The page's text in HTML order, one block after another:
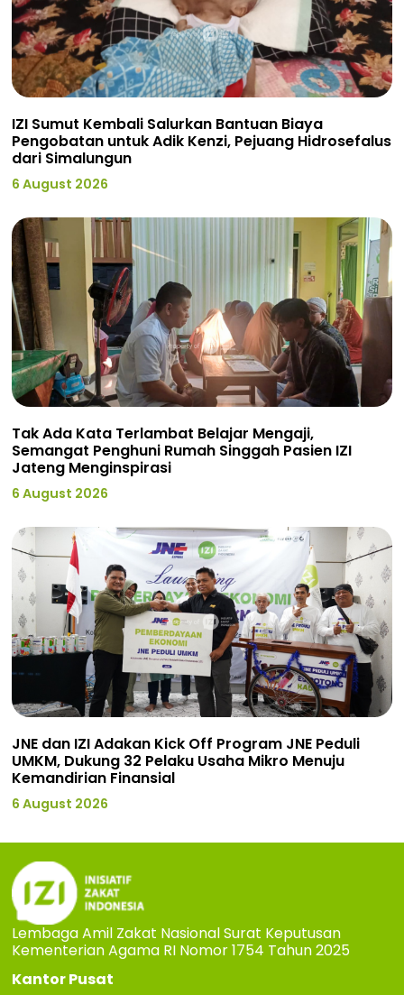
IZI Sumut Kembali Salurkan Bantuan Biaya
Pengobatan untuk Adik Kenzi, Pejuang Hidrosefalus
dari Simalungun
6 August 2026
Tak Ada Kata Terlambat Belajar Mengaji,
Semangat Penghuni Rumah Singgah Pasien IZI
Jateng Menginspirasi
6 August 2026
JNE dan IZI Adakan Kick Off Program JNE Peduli
UMKM, Dukung 32 Pelaku Usaha Mikro Menuju
Kemandirian Finansial
6 August 2026
Lembaga Amil Zakat Nasional Surat Keputusan
Kementerian Agama RI Nomor 1754 Tahun 2025
Kantor Pusat